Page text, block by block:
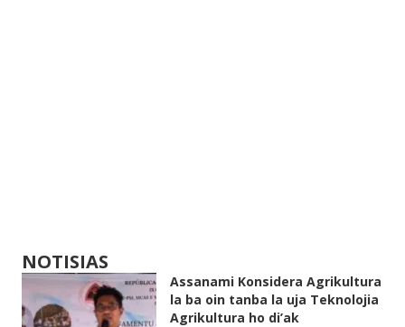
NOTISIAS
Assanami Konsidera Agrikultura
la ba oin tanba la uja Teknolojia
Agrikultura ho di’ak